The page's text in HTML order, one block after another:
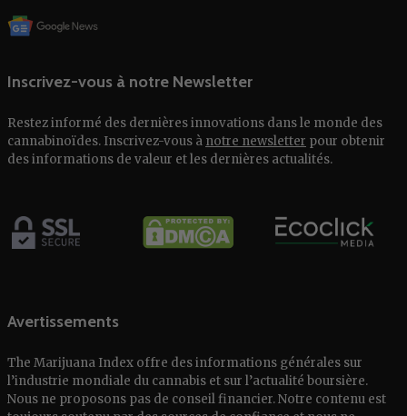
Inscrivez-vous à notre Newsletter
Restez informé des dernières innovations dans le monde des
cannabinoïdes. Inscrivez-vous à notre newsletter pour obtenir
des informations de valeur et les dernières actualités.
Avertissements
The Marijuana Index offre des informations générales sur
l’industrie mondiale du cannabis et sur l’actualité boursière.
Nous ne proposons pas de conseil financier. Notre contenu est